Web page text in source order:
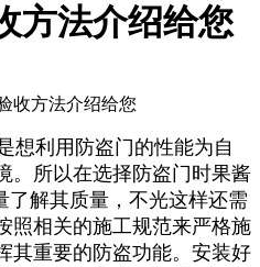
方法介绍给您
利用防盗门的性能为自
。所以在选择防盗门时果酱
了解其质量，不光这样还需
照相关的施工规范来严格施
其重要的防盗功能。安装好